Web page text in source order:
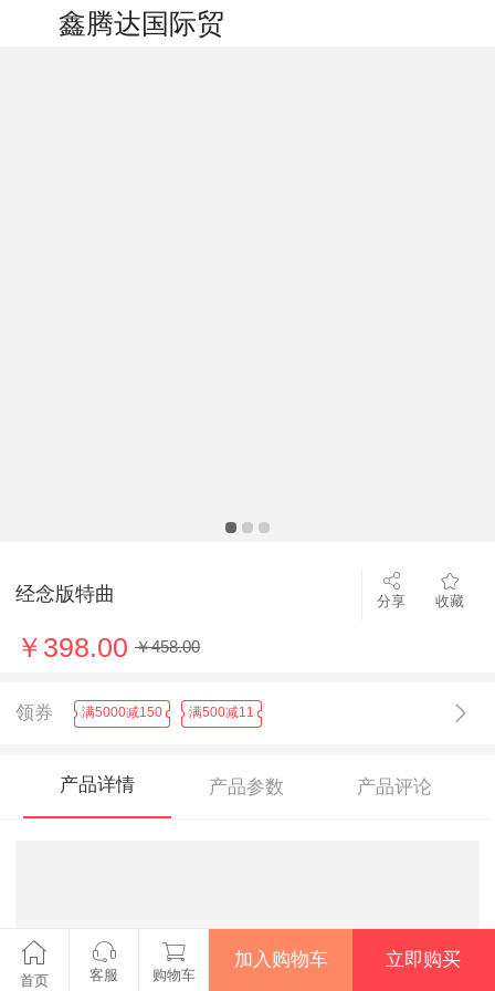
经念版特曲 分享 收藏
￥398.00 ￥458.00
领券 满5000减150 满500减11
产品详情 产品参数 产品评论
首页 客服 购物车
加入购物车 立即购买